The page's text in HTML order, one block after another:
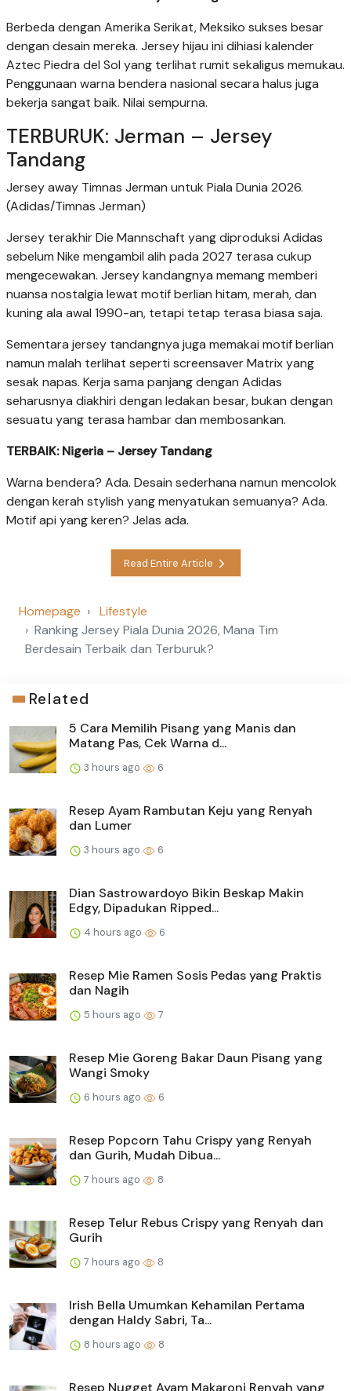
Berbeda dengan Amerika Serikat, Meksiko sukses besar
dengan desain mereka. Jersey hijau ini dihiasi kalender
Aztec Piedra del Sol yang terlihat rumit sekaligus memukau.
Penggunaan warna bendera nasional secara halus juga
bekerja sangat baik. Nilai sempurna.
TERBURUK: Jerman – Jersey
Tandang
Jersey away Timnas Jerman untuk Piala Dunia 2026.
(Adidas/Timnas Jerman)
Jersey terakhir Die Mannschaft yang diproduksi Adidas
sebelum Nike mengambil alih pada 2027 terasa cukup
mengecewakan. Jersey kandangnya memang memberi
nuansa nostalgia lewat motif berlian hitam, merah, dan
kuning ala awal 1990-an, tetapi tetap terasa biasa saja.
Sementara jersey tandangnya juga memakai motif berlian
namun malah terlihat seperti screensaver Matrix yang
sesak napas. Kerja sama panjang dengan Adidas
seharusnya diakhiri dengan ledakan besar, bukan dengan
sesuatu yang terasa hambar dan membosankan.
TERBAIK: Nigeria – Jersey Tandang
Warna bendera? Ada. Desain sederhana namun mencolok
dengan kerah stylish yang menyatukan semuanya? Ada.
Motif api yang keren? Jelas ada.
Read Entire Article
Homepage
Lifestyle
Ranking Jersey Piala Dunia 2026, Mana Tim
Berdesain Terbaik dan Terburuk?
Related
5 Cara Memilih Pisang yang Manis dan
Matang Pas, Cek Warna d...
3 hours ago 6
Resep Ayam Rambutan Keju yang Renyah
dan Lumer
3 hours ago 6
Dian Sastrowardoyo Bikin Beskap Makin
Edgy, Dipadukan Ripped...
4 hours ago 6
Resep Mie Ramen Sosis Pedas yang Praktis
dan Nagih
5 hours ago 7
Resep Mie Goreng Bakar Daun Pisang yang
Wangi Smoky
6 hours ago 6
Resep Popcorn Tahu Crispy yang Renyah
dan Gurih, Mudah Dibua...
7 hours ago 8
Resep Telur Rebus Crispy yang Renyah dan
Gurih
7 hours ago 8
Irish Bella Umumkan Kehamilan Pertama
dengan Haldy Sabri, Ta...
8 hours ago 8
Resep Nugget Ayam Makaroni Renyah yang